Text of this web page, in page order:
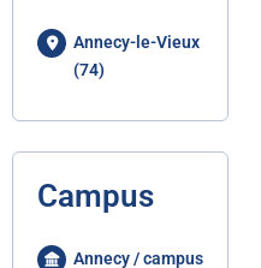
Annecy-le-Vieux
(74)
Campus
Annecy / campus